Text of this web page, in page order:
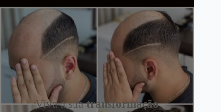
Viva a suatransformação